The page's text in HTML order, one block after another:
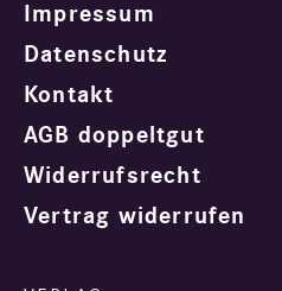
Impressum
Datenschutz
Kontakt
AGB doppeltgut
Widerrufsrecht
Vertrag widerrufen